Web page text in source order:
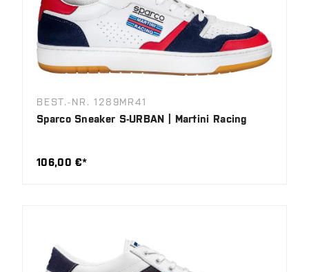
BEST.-NR. 1289MR41
Sparco Sneaker S-URBAN | Martini Racing
106,00 €*